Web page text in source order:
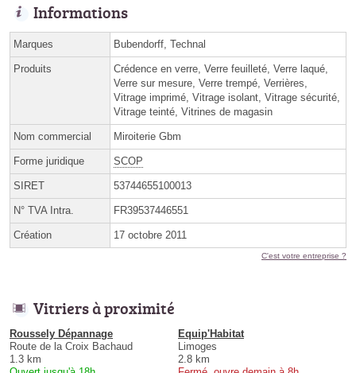
Informations
Marques Bubendorff, Technal
Produits
Crédence en verre, Verre feuilleté, Verre laqué,
Verre sur mesure, Verre trempé, Verrières,
Vitrage imprimé, Vitrage isolant, Vitrage sécurité,
Vitrage teinté, Vitrines de magasin
Nom commercial Miroiterie Gbm
Forme juridique SCOP
SIRET 53744655100013
N° TVA Intra. FR39537446551
Création 17 octobre 2011
C'est votre entreprise ?
Vitriers à proximité
Roussely Dépannage
Route de la Croix Bachaud
1.3 km
Equip'Habitat
Limoges
2.8 km